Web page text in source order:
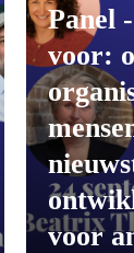
Panel
voor:
voor